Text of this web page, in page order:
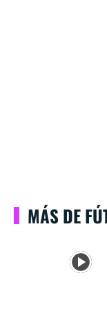
MÁS DE